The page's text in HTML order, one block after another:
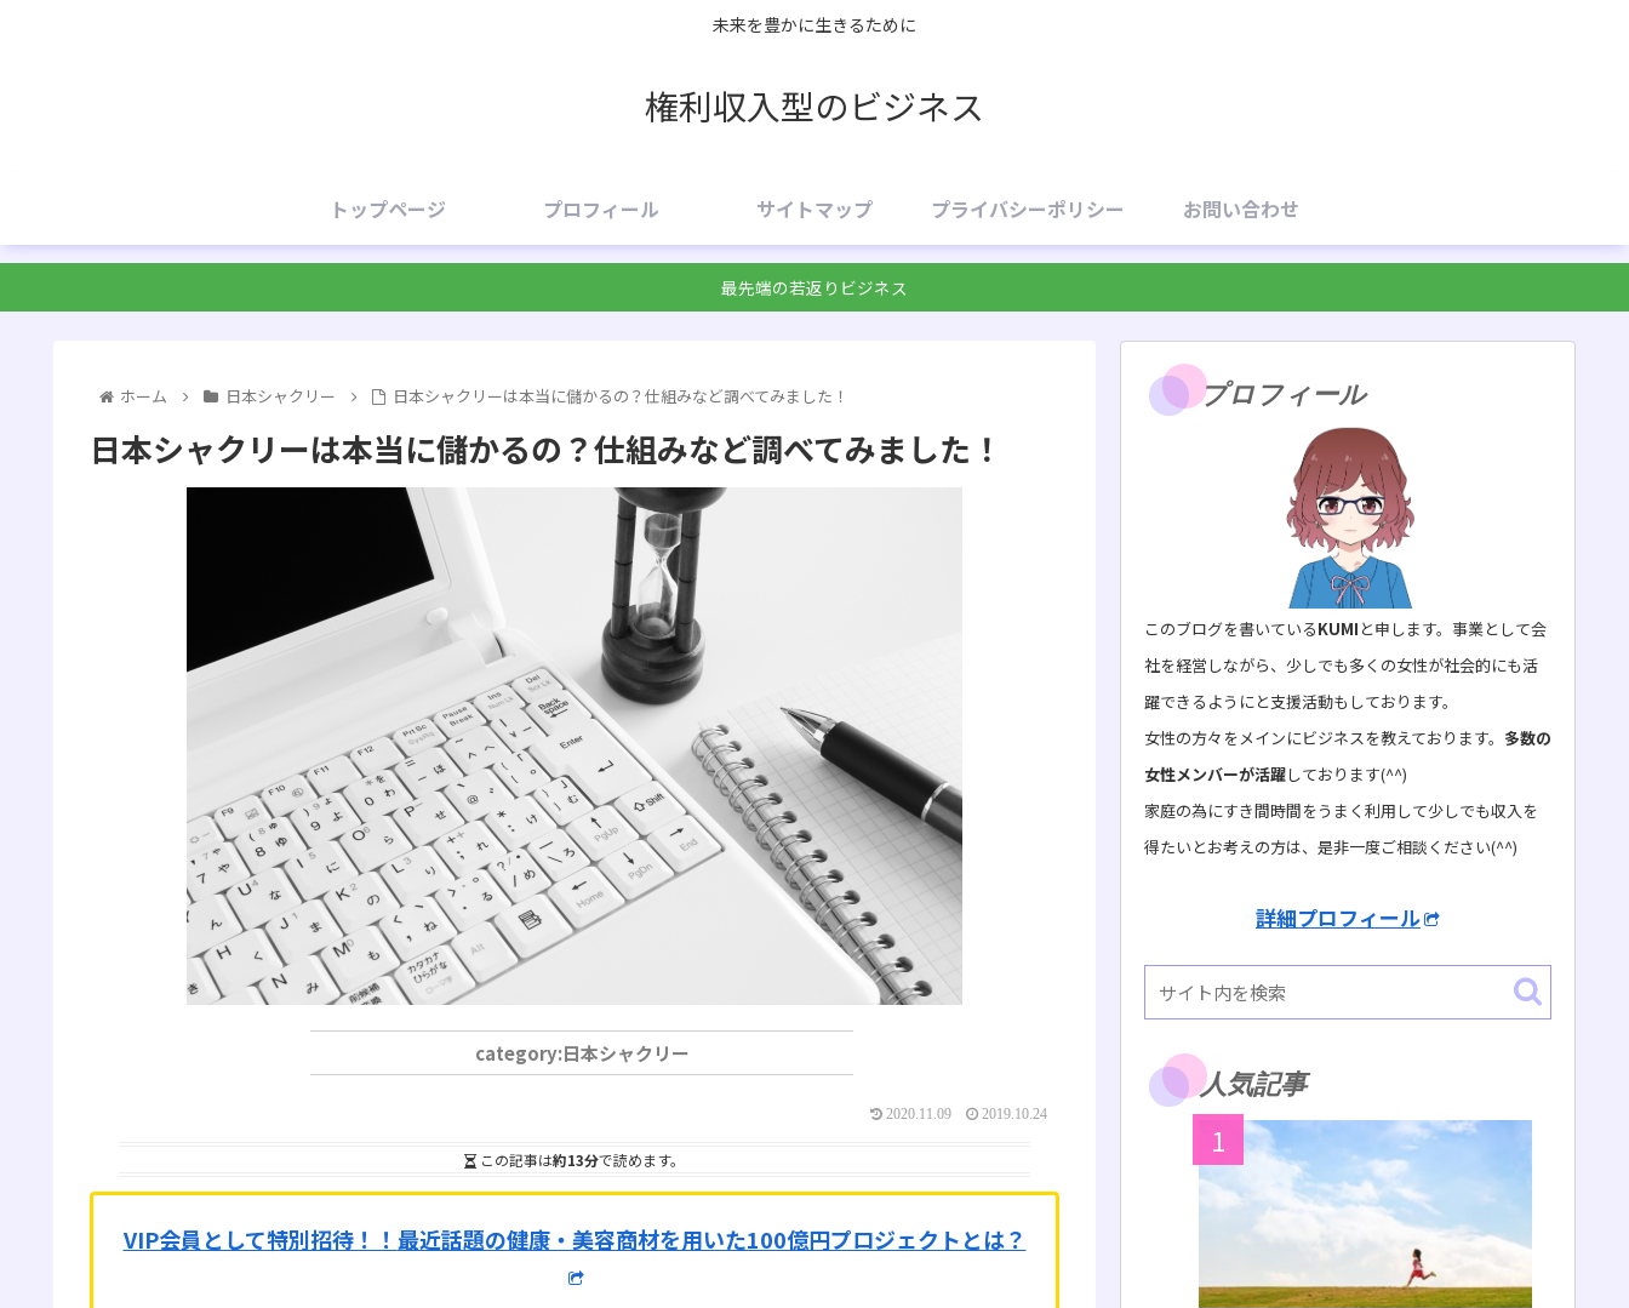
未来を豊かに生きるために
権利収入型のビジネス
トップページ プロフィール サイトマップ プライバシーポリシー お問い合わせ
最先端の若返りビジネス
ホーム 日本シャクリー 日本シャクリーは本当に儲かるの？仕組みなど調べてみました！
日本シャクリーは本当に儲かるの？仕組みなど調べてみました！
日本シャクリー
2020.11.09 2019.10.24
この記事は約13分で読めます。
VIP会員として特別招待！！ 最近話題の健康・美容商材を用いた100億円プロジェクトとは？
プロフィール
このブログを書いているKUMI と申します。事業として会
社を経営しながら、少しでも多くの女性が社会的にも活
躍できるようにと支援活動もしております。
女性の方々をメインにビジネスを教えております。 多数の
女性メンバーが活躍しております(^^)
家庭の為にすき間時間をうまく利用して少しでも収入を
得たいとお考えの方は、是非一度ご相談ください(^^)
詳細プロフィール
人気記事